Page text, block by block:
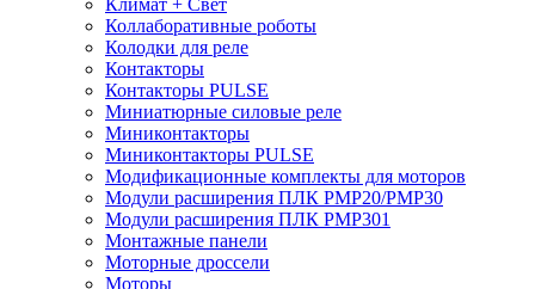
Климат + Свет
Коллаборативные роботы
Колодки для реле
Контакторы
Контакторы PULSE
Миниатюрные силовые реле
Миниконтакторы
Миниконтакторы PULSE
Модификационные комплекты для моторов
Модули расширения ПЛК PMP20/PMP30
Модули расширения ПЛК PMP301
Монтажные панели
Моторные дроссели
Моторы